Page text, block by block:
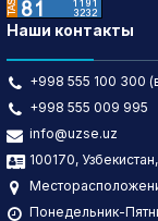
Наши контакты
+998 555 100 300
+998 555 009 995
info@uzse.uz
100170,
Понедельник-